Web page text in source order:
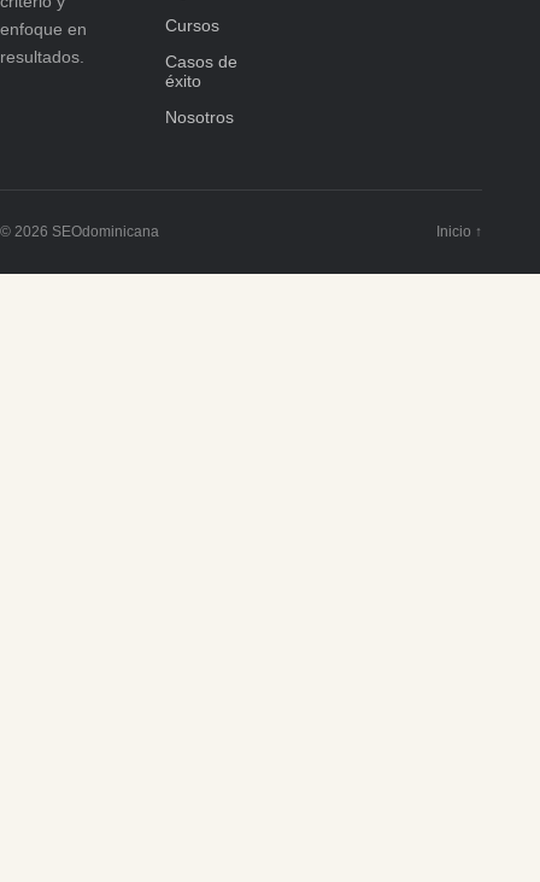
enfoque en
resultados.
Cursos
Casos de
éxito
Nosotros
© 2026 SEOdominicana Inicio ↑